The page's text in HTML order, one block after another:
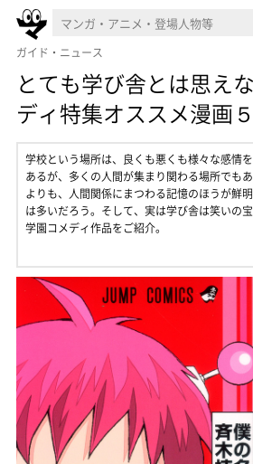
ガイド・ニュース
とても学び舎とは思え
ディ特集オススメ漫画
学校という場所は、良くも悪くも様々な感情
あるが、多くの人間が集まり関わる場所でも
よりも、人間関係にまつわる記憶のほうが鮮
は多いだろう。そして、実は学び舎は笑いの
学園コメディ作品をご紹介。